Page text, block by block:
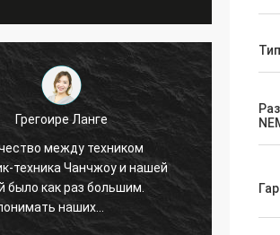
Грегоире Ланге
между техником
техника Чанчжоу и нашей
было как раз большим.
наших
больший завещать
Тип